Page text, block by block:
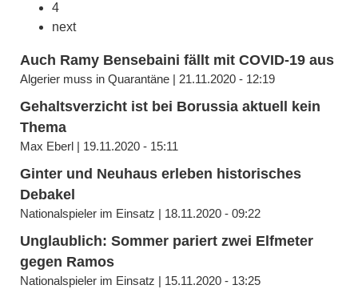
4
next
Auch Ramy Bensebaini fällt mit COVID-19 aus
Algerier muss in Quarantäne | 21.11.2020 - 12:19
Gehaltsverzicht ist bei Borussia aktuell kein
Thema
Max Eberl | 19.11.2020 - 15:11
Ginter und Neuhaus erleben historisches
Debakel
Nationalspieler im Einsatz | 18.11.2020 - 09:22
Unglaublich: Sommer pariert zwei Elfmeter
gegen Ramos
Nationalspieler im Einsatz | 15.11.2020 - 13:25